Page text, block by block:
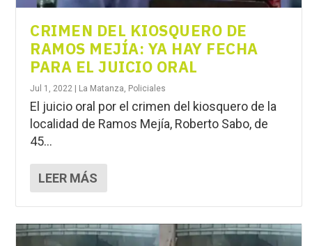
CRIMEN DEL KIOSQUERO DE
RAMOS MEJÍA: YA HAY FECHA
PARA EL JUICIO ORAL
Jul 1, 2022 La Matanza, Policiales
El juicio oral por el crimen del kiosquero de la
localidad de Ramos Mejía, Roberto Sabo, de
45...
LEER MÁS